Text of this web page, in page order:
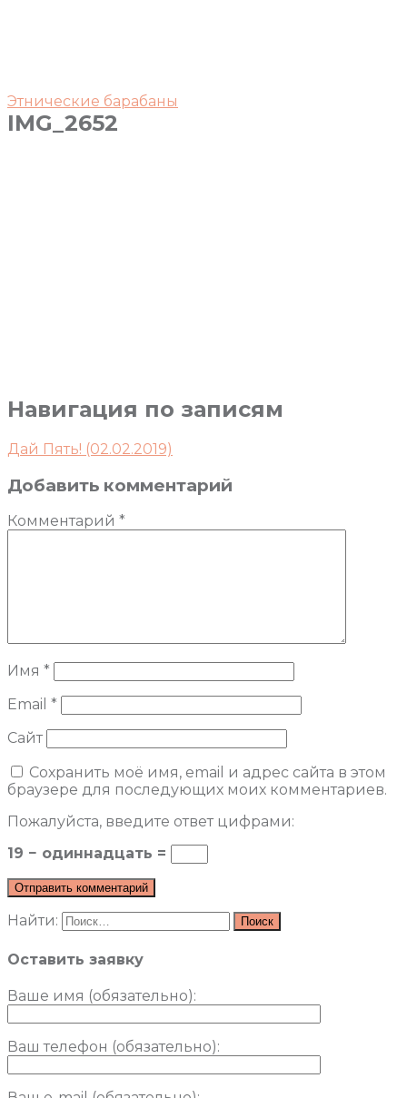
Этнические барабаны
IMG_2652
Навигация по записям
Дай Пять! (02.02.2019)
Добавить комментарий
Комментарий *
Имя *
Email *
Сайт
Сохранить моё имя, email и адрес сайта в этом
браузере для последующих моих комментариев.
Пожалуйста, введите ответ цифрами:
19 − одиннадцать =
Найти:
Оставить заявку
Ваше имя (обязательно):
Ваш телефон (обязательно):